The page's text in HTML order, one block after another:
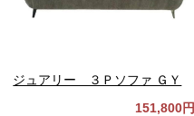
ジュアリー ３Ｐソファ ＧＹ
151,800円